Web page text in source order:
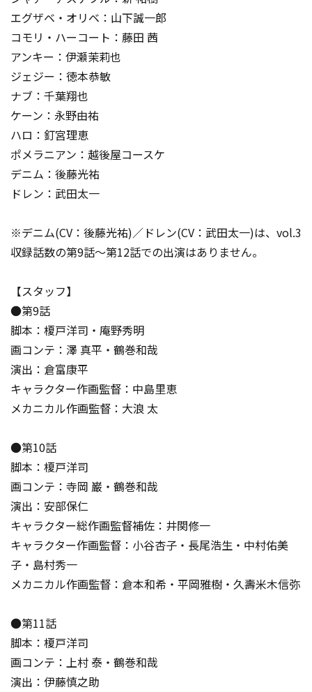
エグザベ・オリベ：山下誠一郎
コモリ・ハーコート：藤田 茜
アンキー：伊瀬茉莉也
ジェジー：徳本恭敏
ナブ：千葉翔也
ケーン：永野由祐
ハロ：釘宮理恵
ポメラニアン：越後屋コースケ
デニム：後藤光祐
ドレン：武田太一
※デニム(CV：後藤光祐)／ドレン(CV：武田太一)は、vol.3
収録話数の第9話～第12話での出演はありません。
【スタッフ】
●第9話
脚本：榎戸洋司・庵野秀明
画コンテ：澤 真平・鶴巻和哉
演出：倉富康平
キャラクター作画監督：中島里恵
メカニカル作画監督：大浪 太
●第10話
脚本：榎戸洋司
画コンテ：寺岡 巌・鶴巻和哉
演出：安部保仁
キャラクター総作画監督補佐：井関修一
キャラクター作画監督：小谷杏子・長尾浩生・中村佑美
子・島村秀一
メカニカル作画監督：倉本和希・平岡雅樹・久壽米木信弥
●第11話
脚本：榎戸洋司
画コンテ：上村 泰・鶴巻和哉
演出：伊藤慎之助